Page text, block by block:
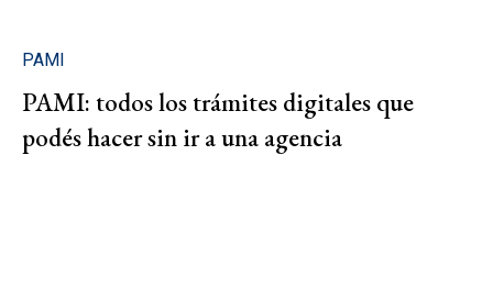
PAMI
PAMI: todos los trámites digitales que
podés hacer sin ir a una agencia